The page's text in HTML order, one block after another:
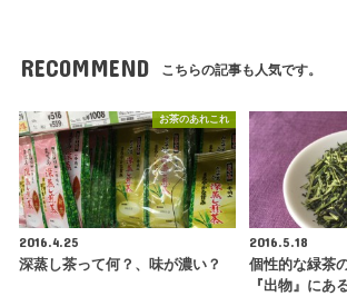
RECOMMEND こちらの記事も人気です。
お茶のあれこれ
2016.4.25
深蒸し茶って何？、味が濃い？
2016.5.18
個性的な緑茶
『出物』にあ